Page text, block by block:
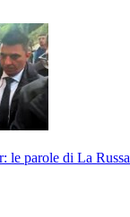
le parole di La Russa